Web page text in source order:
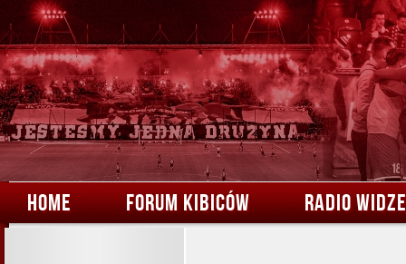
HOME FORUM KIBICÓW RADIO